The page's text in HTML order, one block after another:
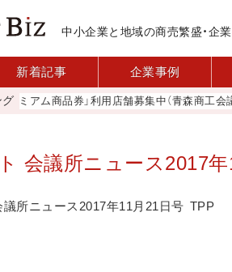
中小企業と地域の商売繁盛・企業
新着記事 企業事例
グ
アム商品券」利用店舗募集中（青森商工会議所）
会議所ニュース2017
議所ニュース2017年11月21日号 TPP